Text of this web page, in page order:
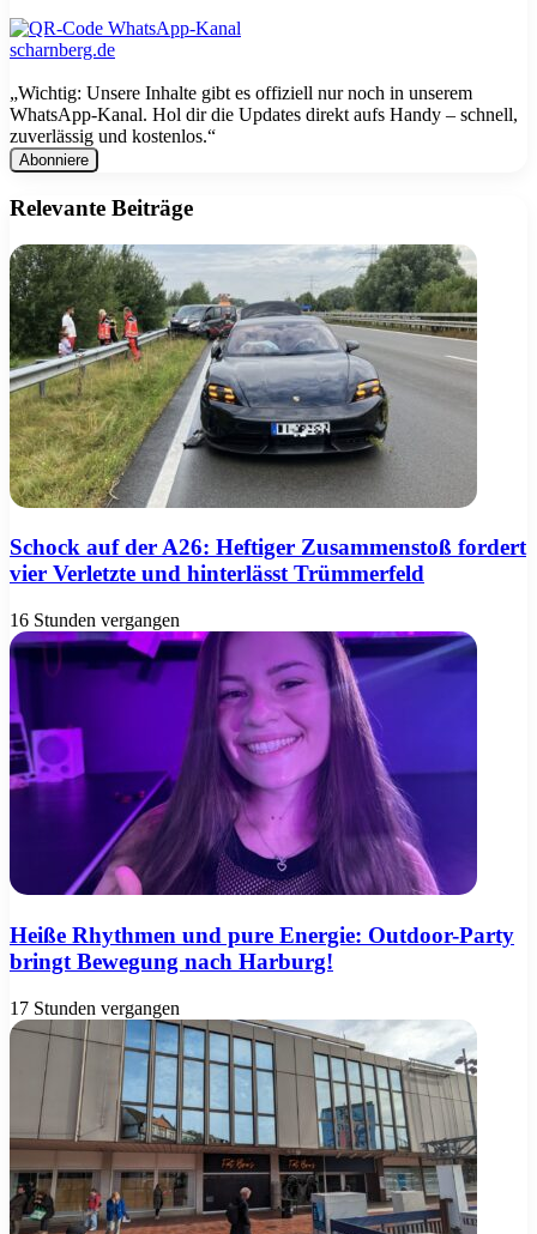
„Wichtig: Unsere Inhalte gibt es offiziell nur noch in unserem
WhatsApp-Kanal. Hol dir die Updates direkt aufs Handy – schnell,
zuverlässig und kostenlos.“
E-
Mail
Adresse
Relevante Beiträge
Schock auf der A26: Heftiger Zusammenstoß fordert
vier Verletzte und hinterlässt Trümmerfeld
16 Stunden vergangen
Heiße Rhythmen und pure Energie: Outdoor-Party
bringt Bewegung nach Harburg!
17 Stunden vergangen